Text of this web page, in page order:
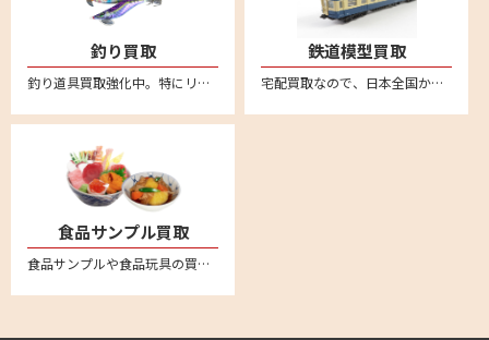
釣り買取
釣り道具買取強化中。特にリール高価買取。新品も中古品も送料・査定料一切無料、全国対応の宅配査定はこちら。不要になった釣り具用品がございましたら、お気軽にお売りください。ダイワやシマノなどの幅広いメーカー取り扱い
鉄道模型買取
宅配買取なので、日本全国から鉄道模型の買取強化中。車両やレール、制御機器など不要になった鉄道模型はリムーブへお売りください。送料無料の安心宅配査定はこちら。便利なLINE査定あり
食品サンプル買取
食品サンプルや食品玩具の買取強化中。ながお食研、元祖食品サンプル屋、森野サンプル、 まいづる、佐藤サンプル、イワサキ・ビーアイといった人気の食品サンプルメーカーは特に強化買取中